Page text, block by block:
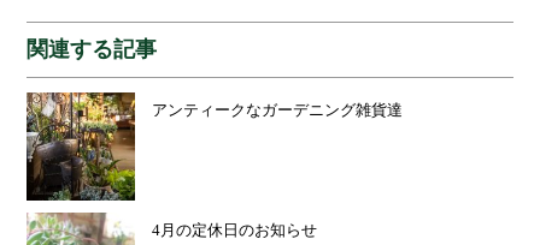
関連する記事
アンティークなガーデニング雑貨達
4月の定休日のお知らせ